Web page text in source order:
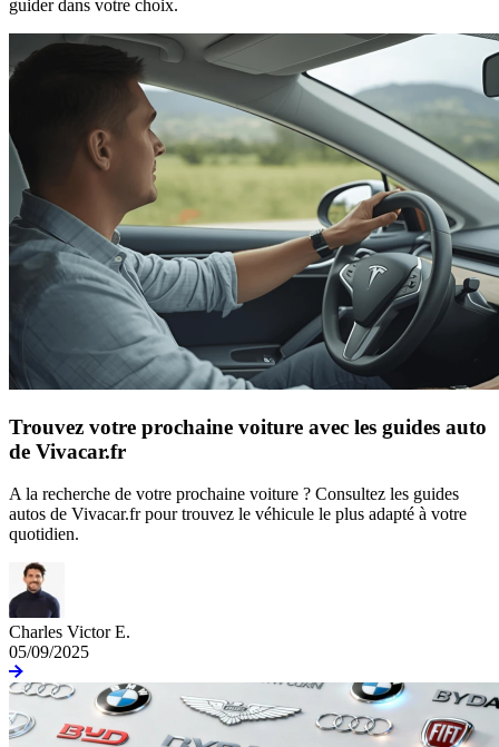
guider dans votre choix.
Trouvez votre prochaine voiture avec les guides auto
de Vivacar.fr
A la recherche de votre prochaine voiture ? Consultez les guides
autos de Vivacar.fr pour trouvez le véhicule le plus adapté à votre
quotidien.
Charles Victor E.
05/09/2025